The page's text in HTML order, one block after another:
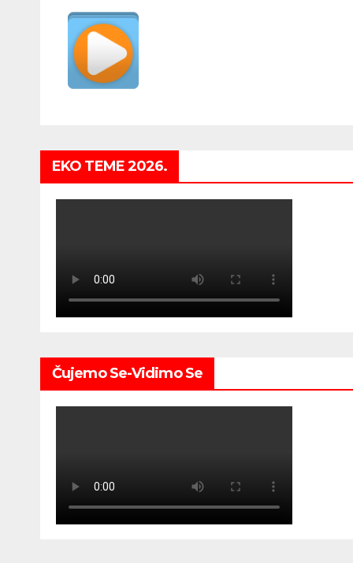
EKO TEME 2026.
Čujemo Se-Vidimo Se